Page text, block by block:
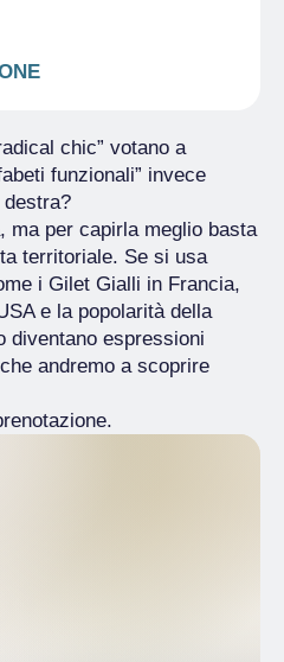
chic” votano a
funzionali” invece
ma per capirla meglio basta
territoriale. Se si usa
i Gilet Gialli in Francia,
e la popolarità della
diventano espressioni
andremo a scoprire